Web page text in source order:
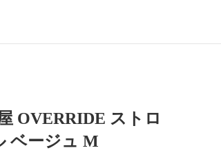
OVERRIDE ストロ
ベージュ M